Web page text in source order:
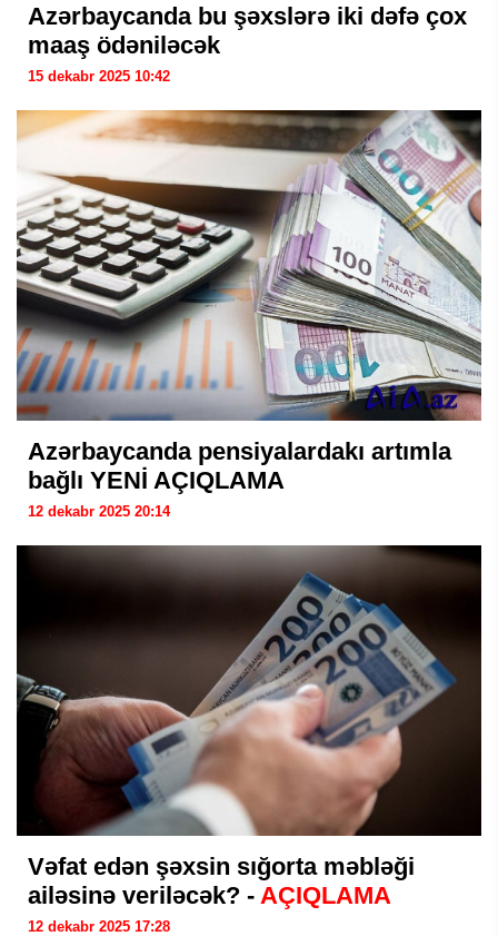
Azərbaycanda bu şəxslərə iki dəfə çox
maaş ödəniləcək
15 dekabr 2025 10:42
Azərbaycanda pensiyalardakı artımla
bağlı YENİ AÇIQLAMA
12 dekabr 2025 20:14
Vəfat edən şəxsin sığorta məbləği
ailəsinə veriləcək? - AÇIQLAMA
12 dekabr 2025 17:28